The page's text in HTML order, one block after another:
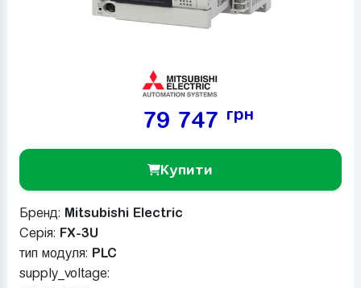
79 747 грн
Купити
Бренд: Mitsubishi Electric
Серія: FX-3U
тип модуля: PLC
supply_voltage: